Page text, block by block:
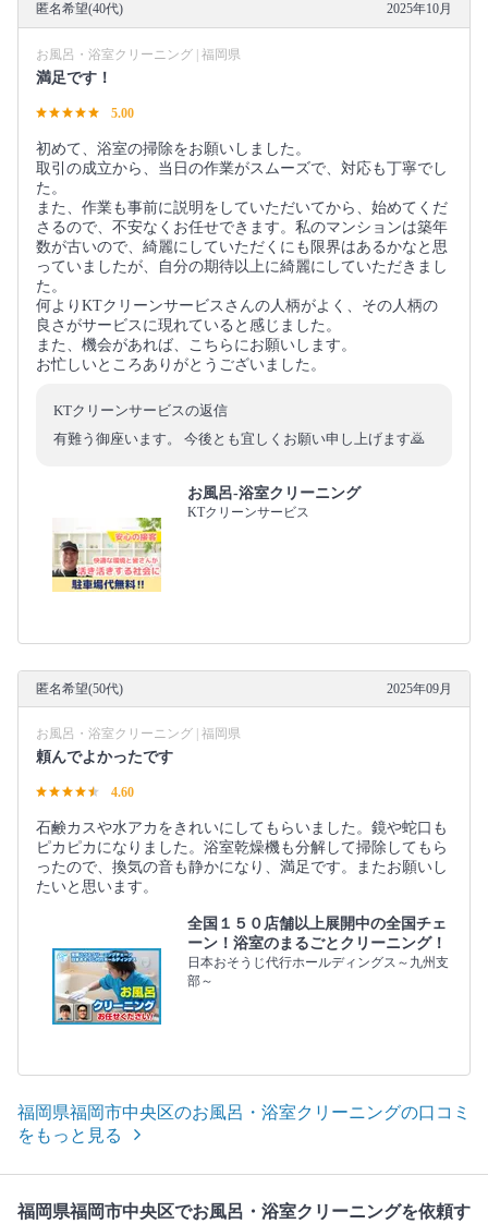
匿名希望(40代) 2025年10月
お風呂・浴室クリーニング | 福岡県
満足です！
5.00
初めて、浴室の掃除をお願いしました。
取引の成立から、当日の作業がスムーズで、対応も丁寧でし
た。
また、作業も事前に説明をしていただいてから、始めてくだ
さるので、不安なくお任せできます。私のマンションは築年
数が古いので、綺麗にしていただくにも限界はあるかなと思
っていましたが、自分の期待以上に綺麗にしていただきまし
た。
何よりKTクリーンサービスさんの人柄がよく、その人柄の
良さがサービスに現れていると感じました。
また、機会があれば、こちらにお願いします。
お忙しいところありがとうございました。
KTクリーンサービスの返信
有難う御座います。 今後とも宜しくお願い申し上げます🙇
お風呂-浴室クリーニング
KTクリーンサービス
匿名希望(50代) 2025年09月
お風呂・浴室クリーニング | 福岡県
頼んでよかったです
4.60
石鹸カスや水アカをきれいにしてもらいました。鏡や蛇口も
ピカピカになりました。浴室乾燥機も分解して掃除してもら
ったので、換気の音も静かになり、満足です。またお願いし
たいと思います。
全国１５０店舗以上展開中の全国チェ
ーン！浴室のまるごとクリーニング！
日本おそうじ代行ホールディングス～九州支
部～
福岡県福岡市中央区のお風呂・浴室クリーニングの口コミ
をもっと見る
福岡県福岡市中央区でお風呂・浴室クリーニングを依頼す